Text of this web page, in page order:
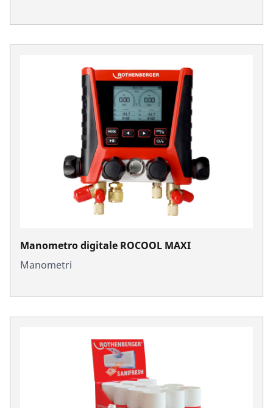
Manometro digitale ROCOOL MAXI
Manometri